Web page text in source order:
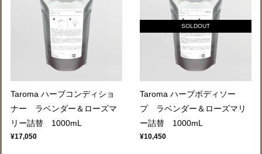
Taroma ハーブコンディショ
ナー ラベンダー＆ローズマ
リー詰替 1000mL
¥17,050
SOLDOUT
Taroma ハーブボディソー
プ ラベンダー＆ローズマリ
ー詰替 1000mL
¥10,450